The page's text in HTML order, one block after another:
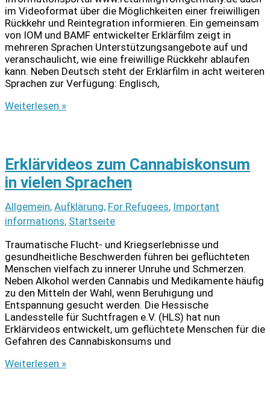
im Videoformat über die Möglichkeiten einer freiwilligen
Rückkehr und Reintegration informieren. Ein gemeinsam
von IOM und BAMF entwickelter Erklärfilm zeigt in
mehreren Sprachen Unterstützungsangebote auf und
veranschaulicht, wie eine freiwillige Rückkehr ablaufen
kann. Neben Deutsch steht der Erklärfilm in acht weiteren
Sprachen zur Verfügung: Englisch,
Mehrsprachiger
Weiterlesen »
Erklärvideos zum Cannabiskonsum
in vielen Sprachen
Allgemein, Aufklärung, For Refugees, Important
informations, Startseite
Traumatische Flucht- und Kriegserlebnisse und
gesundheitliche Beschwerden führen bei geflüchteten
Menschen vielfach zu innerer Unruhe und Schmerzen.
Neben Alkohol werden Cannabis und Medikamente häufig
zu den Mitteln der Wahl, wenn Beruhigung und
Entspannung gesucht werden. Die Hessische
Landesstelle für Suchtfragen e.V. (HLS) hat nun
Erklärvideos entwickelt, um geflüchtete Menschen für die
Gefahren des Cannabiskonsums und
Erklärvideos
Weiterlesen »